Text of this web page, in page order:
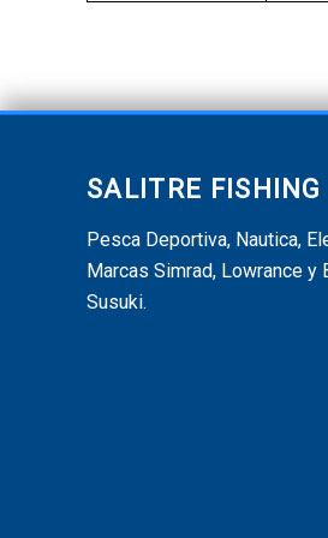
SALITRE FISHING
Pesca Deportiva, Nautica,
Marcas Simrad, Lowrance y
Susuki.